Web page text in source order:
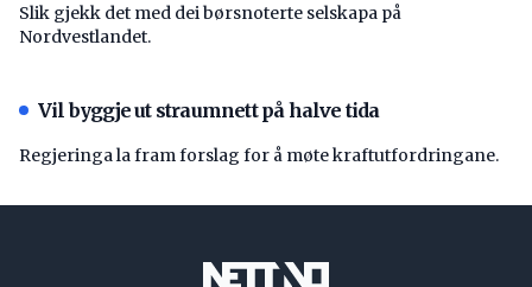
Slik gjekk det med dei børsnoterte selskapa på
Nordvestlandet.
Vil byggje ut straumnett på halve tida
Regjeringa la fram forslag for å møte kraftutfordringane.